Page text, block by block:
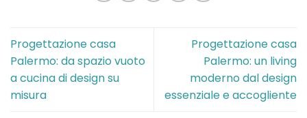
Progettazione casa
Palermo: da spazio vuoto
a cucina di design su
misura
Progettazione casa
Palermo: un living
moderno dal design
essenziale e accogliente